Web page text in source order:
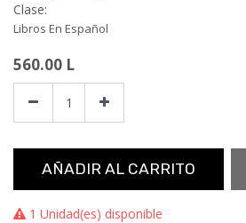
Clase:
Libros En Español
560.00 L
AÑADIR AL CARRITO
1 Unidad(es) disponible